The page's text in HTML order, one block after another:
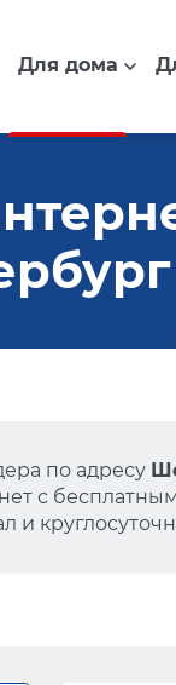
Для дома
по адресу
с